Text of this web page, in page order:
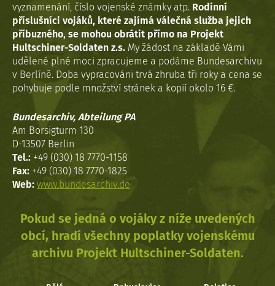
vyznamenání, číslo vojenské známky atp. Rodinní
příslušníci vojáků, které zajímá válečná služba jejich
příbuzného, se mohou obrátit přímo na Projekt
Hultschiner-Soldaten z.s. My žádost na základě Vámi
udělené plné moci zpracujeme a podáme Bundesarchivu
v Berlíně. Doba vypracováni trvá zhruba tři roky a cena se
pohybuje podle množství stránek a kopií okolo 16 €.
Bundesarchiv, Abteilung PA
Am Borsigturm 130
D-13507 Berlin
Tel.: +49 (030) 18 7770-1158
Fax: +49 (030) 18 7770-1825
Web: www.bundesarchiv.de
Pokud se jedná o vojáky z níže uvedených
obcí, hradí všechny poplatky vojenskému
archivu Projekt Hultschiner-Soldaten.